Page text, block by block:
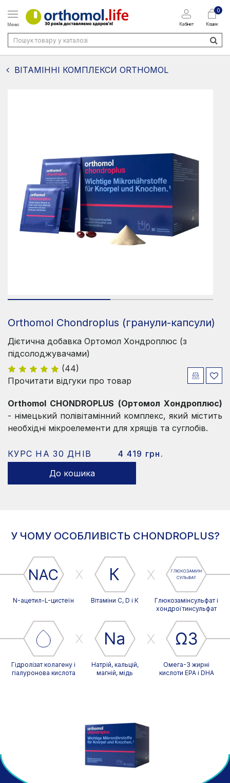
Меню Кабінет
0
Кошик
ВІТАМІННІ КОМПЛЕКСИ ORTHOMOL
Orthomol Chondroplus (гранули-капсули)
Дієтична добавка Ортомол Хондроплюс (з
підсолоджувачами)
(44)
Прочитати відгуки про товар
Orthomol CHONDROPLUS (Ортомол Хондроплюс)
- німецький полівітамінний комплекс, який містить
необхідні мікроелементи для хрящів та суглобів.
КУРС НА 30 ДНІВ
4 419 грн.
До кошика
У ЧОМУ ОСОБЛИВІСТЬ CHONDROPLUS?
N-ацетил-L-цистеїн Вітаміни С, D і К
Глюкозамінсульфат і
хондроїтинсульфат
Гідролізат колагену і
гіалуронова кислота
Натрій, кальцій,
магній, мідь
Омега-3 жирні
кислоти EPA і DHA